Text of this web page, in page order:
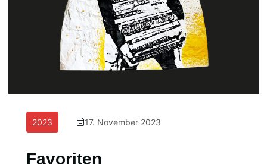
2023 17. November 2023
Favoriten